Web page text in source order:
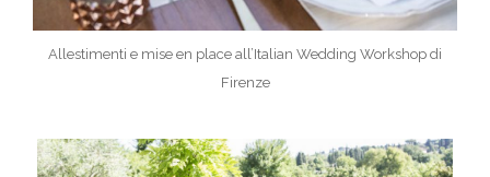
Allestimenti e mise en place all’Italian Wedding Workshop di
Firenze